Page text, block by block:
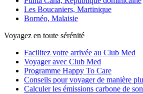
Les Boucaniers, Martinique
Bornéo, Malaisie
Voyagez en toute sérénité
Facilitez votre arrivée au Club Med
Voyager avec Club Med
Programme Happy To Care
Conseils pour voyager de manière
Calculer les émissions carbone de